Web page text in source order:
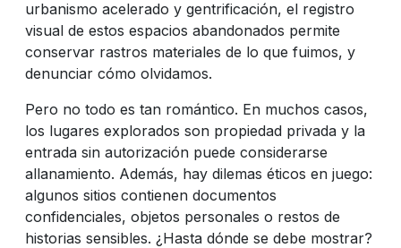
urbanismo acelerado y gentrificación, el registro
visual de estos espacios abandonados permite
conservar rastros materiales de lo que fuimos, y
denunciar cómo olvidamos.
Pero no todo es tan romántico. En muchos casos,
los lugares explorados son propiedad privada y la
entrada sin autorización puede considerarse
allanamiento. Además, hay dilemas éticos en juego:
algunos sitios contienen documentos
confidenciales, objetos personales o restos de
historias sensibles. ¿Hasta dónde se debe mostrar?